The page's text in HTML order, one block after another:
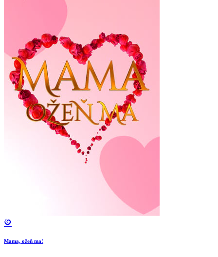
Mama, ožeň ma!